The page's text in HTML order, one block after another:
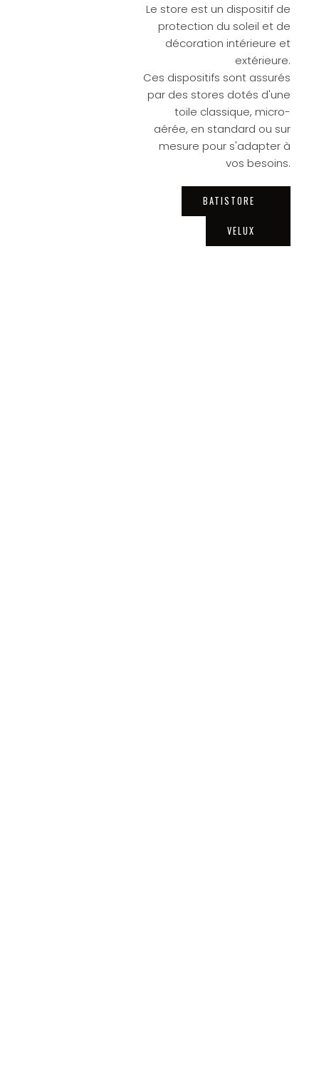
Le store est un dispositif de
protection du soleil et de
décoration intérieure et
extérieure.
Ces dispositifs sont assurés
par des stores dotés d'une
toile classique, micro-
aérée, en standard ou sur
mesure pour s'adapter à
vos besoins.
BATISTORE
VELUX